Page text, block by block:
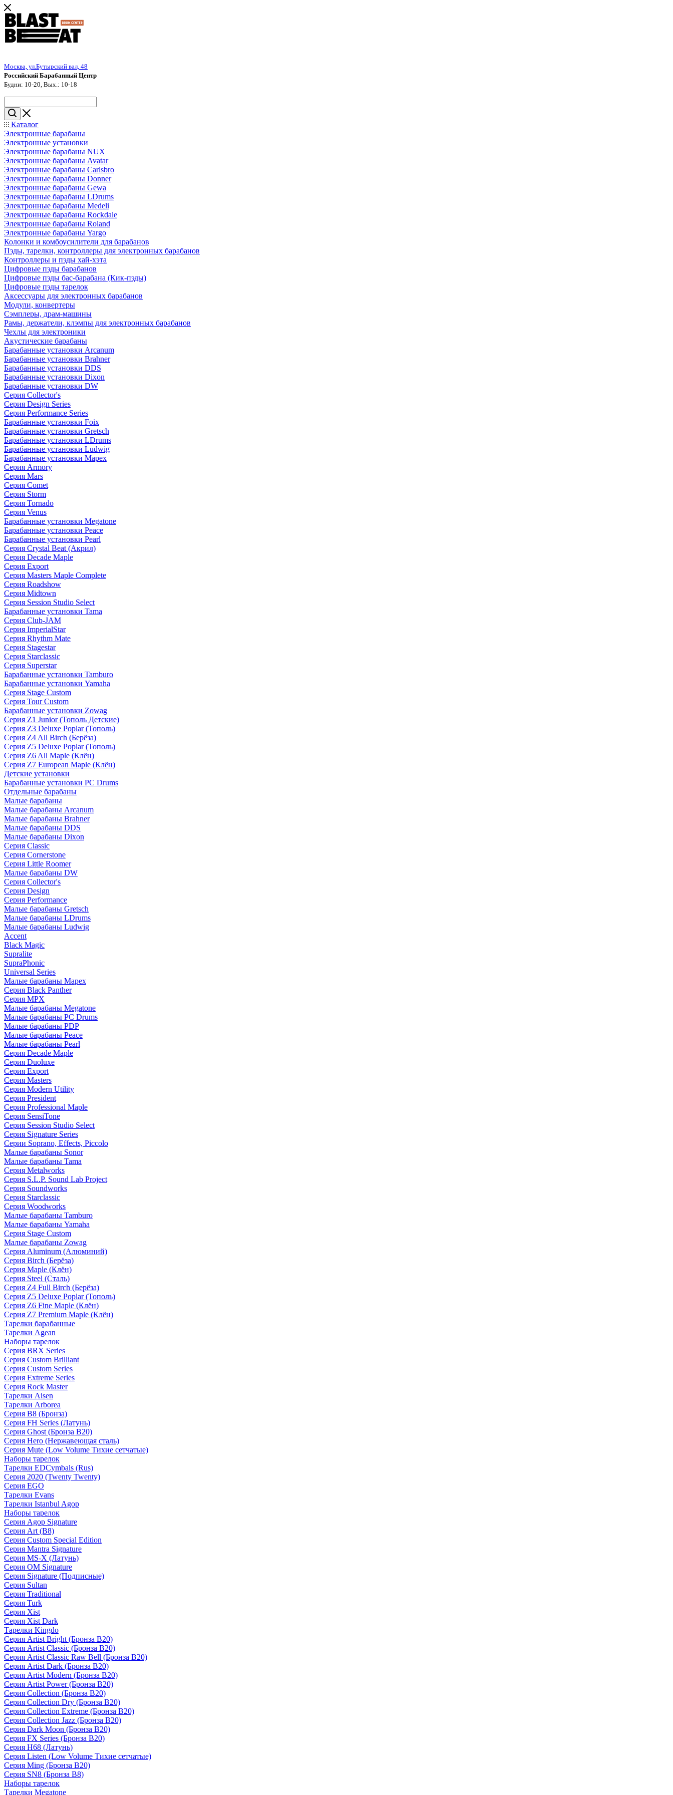
Москва, ул.Бутырский вал, 48
Российский Барабанный Центр
Будни: 10-20, Вых.: 10-18
Каталог
Электронные барабаны
Электронные установки
Электронные барабаны NUX
Электронные барабаны Avatar
Электронные барабаны Carlsbro
Электронные барабаны Donner
Электронные барабаны Gewa
Электронные барабаны LDrums
Электронные барабаны Medeli
Электронные барабаны Rockdale
Электронные барабаны Roland
Электронные барабаны Yargo
Колонки и комбоусилители для барабанов
Пэды, тарелки, контроллеры для электронных барабанов
Контроллеры и пэды хай-хэта
Цифровые пэды барабанов
Цифровые пэды бас-барабана (Кик-пэды)
Цифровые пэды тарелок
Аксессуары для электронных барабанов
Модули, конвертеры
Сэмплеры, драм-машины
Рамы, держатели, клэмпы для электронных барабанов
Чехлы для электроники
Акустические барабаны
Барабанные установки Arcanum
Барабанные установки Brahner
Барабанные установки DDS
Барабанные установки Dixon
Барабанные установки DW
Серия Collector's
Серия Design Series
Серия Performance Series
Барабанные установки Foix
Барабанные установки Gretsch
Барабанные установки LDrums
Барабанные установки Ludwig
Барабанные установки Mapex
Серия Armory
Серия Mars
Серия Comet
Серия Storm
Серия Tornado
Серия Venus
Барабанные установки Megatone
Барабанные установки Peace
Барабанные установки Pearl
Серия Crystal Beat (Акрил)
Серия Decade Maple
Серия Export
Серия Masters Maple Complete
Серия Roadshow
Серия Midtown
Серия Session Studio Select
Барабанные установки Tama
Серия Club-JAM
Серия ImperialStar
Серия Rhythm Mate
Серия Stagestar
Серия Starclassic
Серия Superstar
Барабанные установки Tamburo
Барабанные установки Yamaha
Серия Stage Custom
Серия Tour Custom
Барабанные установки Zowag
Серия Z1 Junior (Тополь Детские)
Серия Z3 Deluxe Poplar (Тополь)
Серия Z4 All Birch (Берёза)
Серия Z5 Deluxe Poplar (Тополь)
Серия Z6 All Maple (Клён)
Серия Z7 European Maple (Клён)
Детские установки
Барабанные установки PC Drums
Отдельные барабаны
Малые барабаны
Малые барабаны Arcanum
Малые барабаны Brahner
Малые барабаны DDS
Малые барабаны Dixon
Серия Classic
Серия Cornerstone
Серия Little Roomer
Малые барабаны DW
Серия Collector's
Серия Design
Серия Performance
Малые барабаны Gretsch
Малые барабаны LDrums
Малые барабаны Ludwig
Accent
Black Magic
Supralite
SupraPhonic
Universal Series
Малые барабаны Mapex
Серия Black Panther
Серия MPX
Малые барабаны Megatone
Малые барабаны PC Drums
Малые барабаны PDP
Малые барабаны Peace
Малые барабаны Pearl
Серия Decade Maple
Серия Duoluxe
Серия Export
Серия Masters
Серия Modern Utility
Серия President
Серия Professional Maple
Серия SensiTone
Серия Session Studio Select
Серия Signature Series
Серии Soprano, Effects, Piccolo
Малые барабаны Sonor
Малые барабаны Tama
Серия Metalworks
Серия S.L.P. Sound Lab Project
Серия Soundworks
Серия Starclassic
Серия Woodworks
Малые барабаны Tamburo
Малые барабаны Yamaha
Серия Stage Custom
Малые барабаны Zowag
Серия Aluminum (Алюминий)
Серия Birch (Берёза)
Серия Maple (Клён)
Серия Steel (Сталь)
Серия Z4 Full Birch (Берёза)
Серия Z5 Deluxe Poplar (Тополь)
Серия Z6 Fine Maple (Клён)
Серия Z7 Premium Maple (Клён)
Тарелки барабанные
Тарелки Agean
Наборы тарелок
Серия BRX Series
Серия Custom Brilliant
Серия Custom Series
Серия Extreme Series
Серия Rock Master
Тарелки Aisen
Тарелки Arborea
Серия B8 (Бронза)
Серия FH Series (Латунь)
Серия Ghost (Бронза B20)
Серия Hero (Нержавеющая сталь)
Серия Mute (Low Volume Тихие сетчатые)
Наборы тарелок
Тарелки EDCymbals (Rus)
Серия 2020 (Twenty Twenty)
Серия EGO
Тарелки Evans
Тарелки Istanbul Agop
Наборы тарелок
Серия Agop Signature
Серия Art (B8)
Серия Custom Special Edition
Серия Mantra Signature
Серия MS-X (Латунь)
Серия OM Signature
Серия Signature (Подписные)
Серия Sultan
Серия Traditional
Серия Turk
Серия Xist
Серия Xist Dark
Тарелки Kingdo
Серия Artist Bright (Бронза B20)
Серия Artist Classic (Бронза B20)
Серия Artist Classic Raw Bell (Бронза B20)
Серия Artist Dark (Бронза B20)
Серия Artist Modern (Бронза B20)
Серия Artist Power (Бронза B20)
Серия Collection (Бронза B20)
Серия Collection Dry (Бронза B20)
Серия Collection Extreme (Бронза B20)
Серия Collection Jazz (Бронза B20)
Серия Dark Moon (Бронза B20)
Серия FX Series (Бронза B20)
Серия H68 (Латунь)
Серия Listen (Low Volume Тихие сетчатые)
Серия Ming (Бронза B20)
Серия SN8 (Бронза B8)
Наборы тарелок
Тарелки Megatone